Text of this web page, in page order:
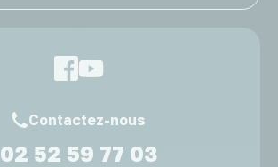
Contactez-nous
02 52 59 77 03